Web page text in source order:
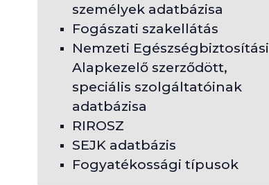
személyek adatbázisa
Fogászati szakellátás
Nemzeti Egészségbiztosítási
Alapkezelő szerződött,
speciális szolgáltatóinak
adatbázisa
RIROSZ
SEJK adatbázis
Fogyatékossági típusok